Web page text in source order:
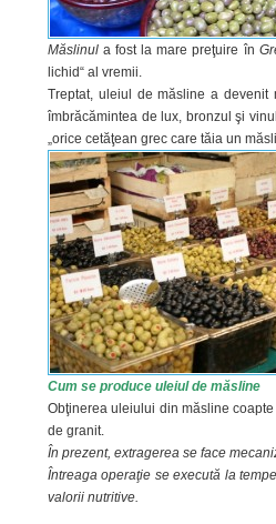
Măslinul a fost la mare preţuire în
lichid“ al vremii.
Treptat, uleiul de măsline a
îmbrăcămintea de lux, bronzul şi
„orice cetăţean grec care tăia un
Cum se produce uleiul de măsline
Obţinerea uleiului din măsline
de granit.
În prezent, extragerea se face
Întreaga operaţie se execută la
valorii nutritive.